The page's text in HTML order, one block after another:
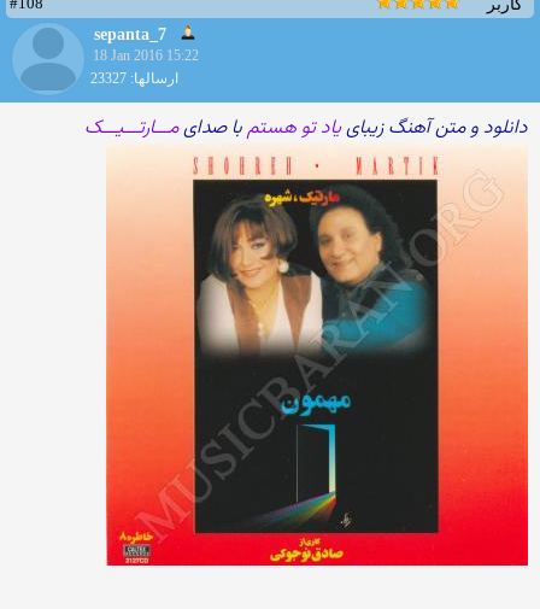
کاربر
sepanta_7
18 Jan 2016 15:22
ارسالها: 23327
دانلود و متن آهنگ زیباییاد تو هستمبا صدایمـــارتـــیـــک